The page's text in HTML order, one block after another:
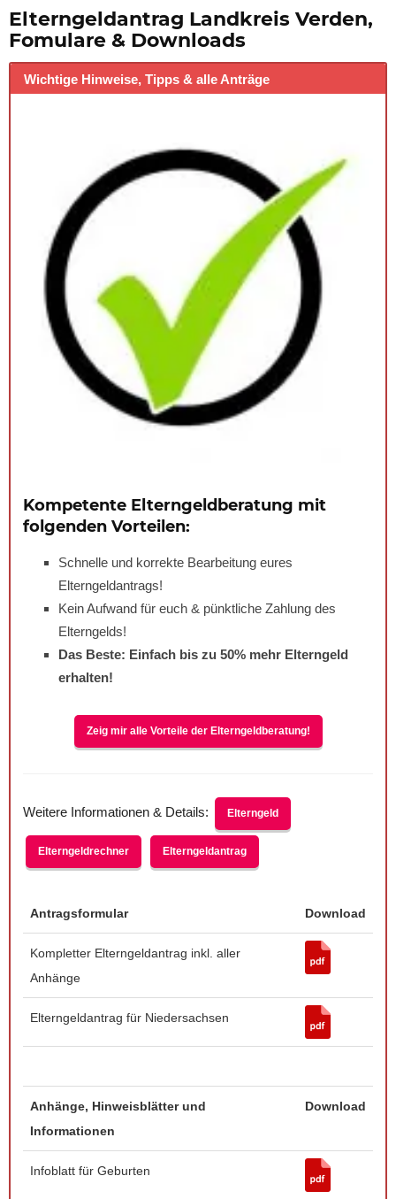
Elterngeldantrag Landkreis Verden,
Fomulare & Downloads
Wichtige Hinweise, Tipps & alle Anträge
Kompetente Elterngeldberatung mit
folgenden Vorteilen:
Schnelle und korrekte Bearbeitung eures
Elterngeldantrags!
Kein Aufwand für euch & pünktliche Zahlung des
Elterngelds!
Das Beste: Einfach bis zu 50% mehr Elterngeld
erhalten!
Zeig mir alle Vorteile der Elterngeldberatung!
Weitere Informationen & Details: Elterngeld
Elterngeldrechner Elterngeldantrag
Antragsformular Download
Kompletter Elterngeldantrag inkl. aller
Anhänge
Elterngeldantrag für Niedersachsen
Anhänge, Hinweisblätter und
Informationen
Download
Infoblatt für Geburten